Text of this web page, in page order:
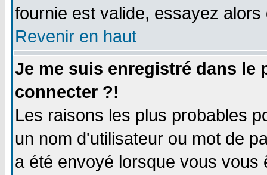
fournie est valide, essayez
Revenir en haut
Je me suis enregistré dans le
connecter ?!
Les raisons les plus probables
un nom d'utilisateur ou mot de
a été envoyé lorsque vous